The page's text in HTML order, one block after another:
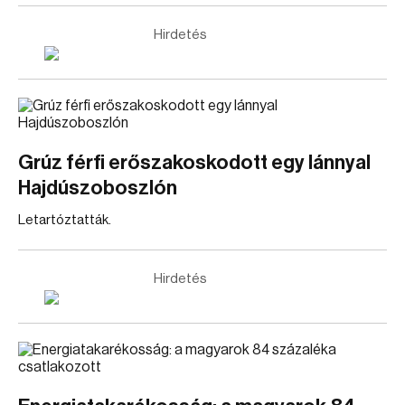
Hirdetés
Grúz férfi erőszakoskodott egy lánnyal
Hajdúszoboszlón
Letartóztatták.
Hirdetés